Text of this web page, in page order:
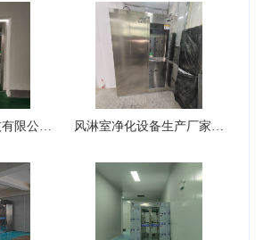
上海伯淋净化科技有限公司风淋室··· 风淋室净化设备生产厂家可以生产···